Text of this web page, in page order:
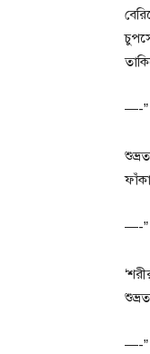
—-”
—-”
—-”